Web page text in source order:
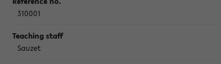
310001
Sauzet